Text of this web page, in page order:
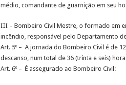
médio, comandante de guarnição em seu
III – Bombeiro Civil Mestre, o formado em
incêndio, responsável pelo Departamento
Art. 5º – A jornada do Bombeiro Civil é de
descanso, num total de 36 (trinta e seis)
Art. 6º – É assegurado ao Bombeiro Civil: